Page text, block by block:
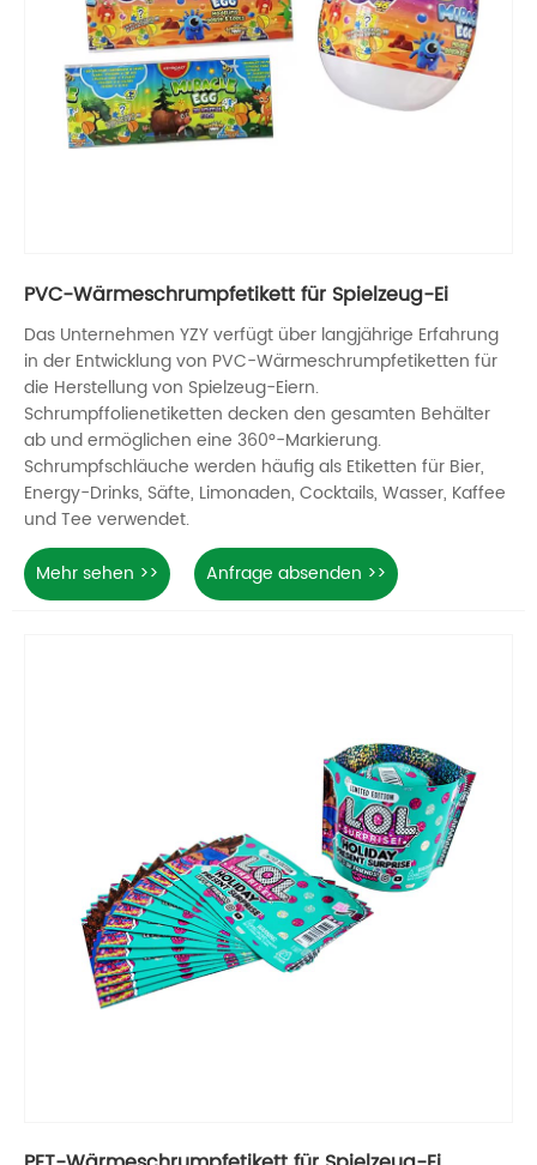
PVC-Wärmeschrumpfetikett für Spielzeug-Ei
Das Unternehmen YZY verfügt über langjährige Erfahrung
in der Entwicklung von PVC-Wärmeschrumpfetiketten für
die Herstellung von Spielzeug-Eiern.
Schrumpffolienetiketten decken den gesamten Behälter
ab und ermöglichen eine 360°-Markierung.
Schrumpfschläuche werden häufig als Etiketten für Bier,
Energy-Drinks, Säfte, Limonaden, Cocktails, Wasser, Kaffee
und Tee verwendet.
Mehr sehen >>
Anfrage absenden >>